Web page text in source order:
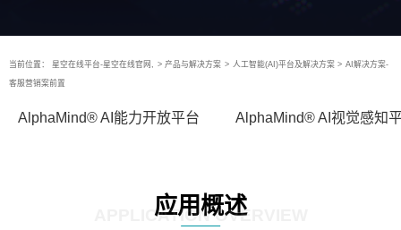
当前位置： 星空在线平台-星空在线官网, > 产品与解决方案 > 人工智能(AI)平台及解决方案 > AI解决方案-
客服营销案前置
AlphaMind® AI能力开放平台 AlphaMind® AI视觉感知
应用概述
APPLICATION OVERVIEW